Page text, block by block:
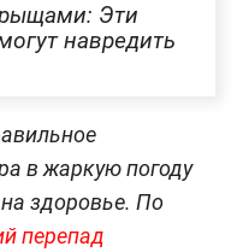
Эти
навредить
в жаркую погоду
здоровье. По
перепад